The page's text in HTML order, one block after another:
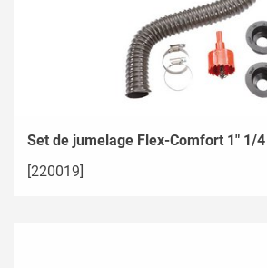
Set de jumelage Flex-Comfort 1" 1/4
[220019]